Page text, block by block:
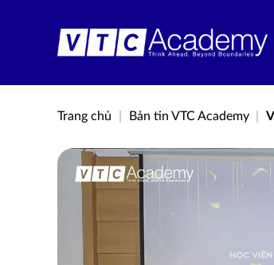
Trang chủ Bản tin VTC Academy